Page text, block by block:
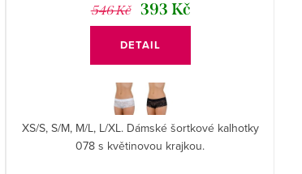
546 Kč 393 Kč
DETAIL
XS/S, S/M, M/L, L/XL. Dámské šortkové kalhotky
078 s květinovou krajkou.